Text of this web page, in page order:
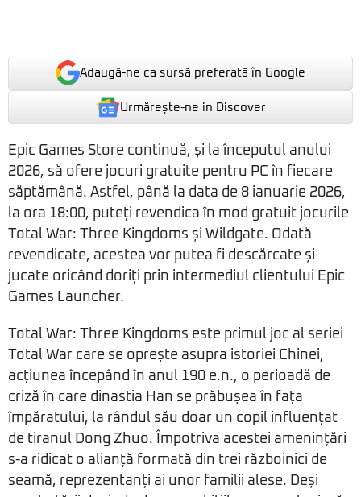
Adaugă-ne ca sursă preferată în Google
Urmărește-ne in Discover
Epic Games Store continuă, și la începutul anului
2026, să ofere jocuri gratuite pentru PC în fiecare
săptămână. Astfel, până la data de 8 ianuarie 2026,
la ora 18:00, puteți revendica în mod gratuit jocurile
Total War: Three Kingdoms și Wildgate. Odată
revendicate, acestea vor putea fi descărcate și
jucate oricând doriți prin intermediul clientului Epic
Games Launcher.
Total War: Three Kingdoms este primul joc al seriei
Total War care se oprește asupra istoriei Chinei,
acțiunea începând în anul 190 e.n., o perioadă de
criză în care dinastia Han se prăbușea în fața
împăratului, la rândul său doar un copil influențat
de tiranul Dong Zhuo. Împotriva acestei amenințări
s-a ridicat o alianță formată din trei războinici de
seamă, reprezentanți ai unor familii alese. Deși